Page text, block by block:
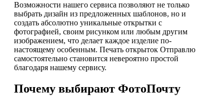
Возможности нашего сервиса позволяют не только
выбрать дизайн из предложенных шаблонов, но и
создать абсолютно уникальные открытки с
фотографией, своим рисунком или любым другим
изображением, что делает каждое изделие по-
настоящему особенным. Печать открыток Отправлю
самостоятельно становится невероятно простой
благодаря нашему сервису.
Почему выбирают ФотоПочту